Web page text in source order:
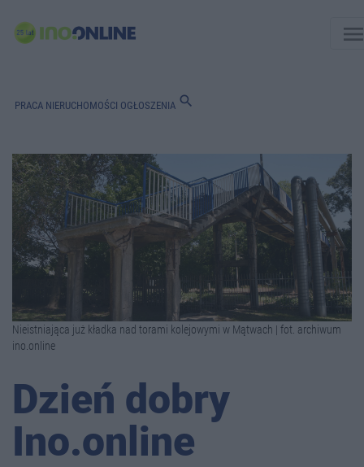
PRACA NIERUCHOMOŚCI OGŁOSZENIA search
Nieistniająca już kładka nad torami kolejowymi w Mątwach | fot. archiwum
ino.online
Dzień dobry
Ino.online